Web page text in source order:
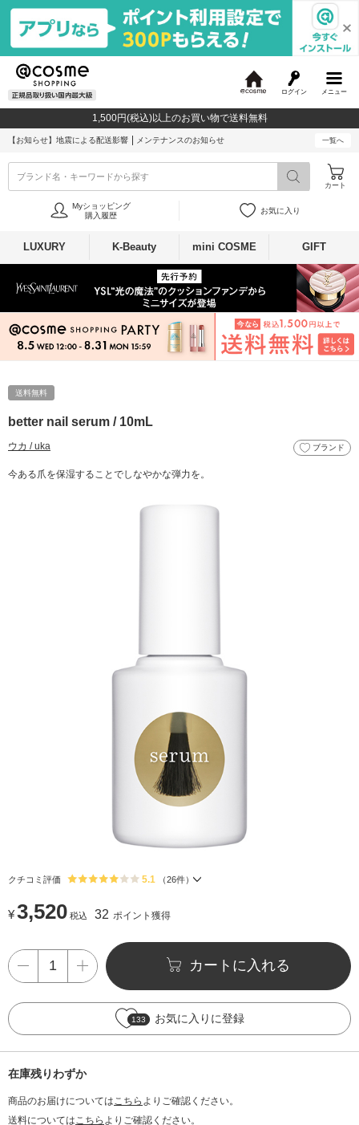
メニュー
ログイン
c
o
1,500円(税込)以上のお買い物で送料無料
【お知らせ】 地震による配送影響 メンテナンスのお知らせ 一覧へ
ブランド名・キーワードから探す
カート
Myショッピング
購入履歴
お気に入り
LUXURY K-Beauty mini COSME GIFT
送料無料
better nail serum / 10mL
ウカ / uka ブランド
今ある爪を保湿することでしなやかな弾力を。
クチコミ評価 5.1 （26件）
¥3,520 税込 32 ポイント獲得
カートに入れる
133 お気に入りに登録
在庫残りわずか
商品のお届けについては こちら よりご確認ください。
送料については こちら よりご確認ください。